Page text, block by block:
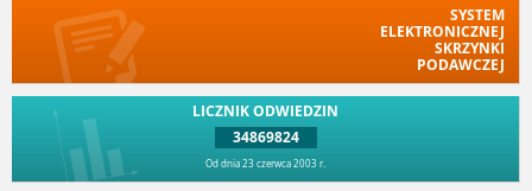
SYSTEM
ELEKTRONICZNEJ
SKRZYNKI
PODAWCZEJ
LICZNIK ODWIEDZIN
34869824
Od dnia 23 czerwca 2003 r.